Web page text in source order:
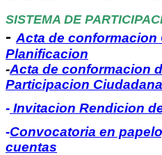
SISTEMA DE
- Acta de conformacion
Planificacion
-Acta de conformacion
Participacion Ciudadana
- Invitacion Rendicion
-Convocatoria en
cuentas